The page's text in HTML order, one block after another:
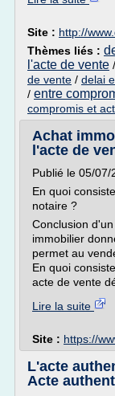
Site : http://
Thèmes liés :
l'acte de vente /
de vente / delai
/ entre
compromis et
Achat
l'acte de
Publié le 05/
En quoi
notaire ?
Conclusion
immobilier
permet au
En quoi
acte de vente
Lire la suite
Site : https://
L'acte
Acte